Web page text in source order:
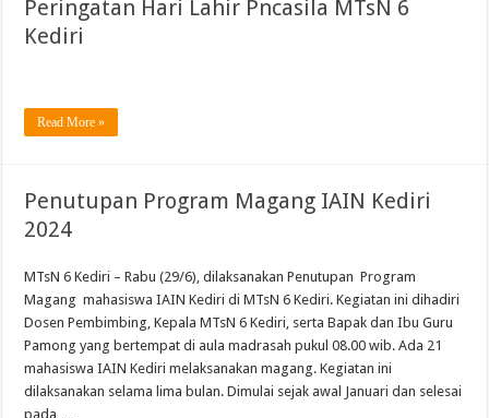
Peringatan Hari Lahir Pncasila MTsN 6
Kediri
Read More »
Penutupan Program Magang IAIN Kediri
2024
MTsN 6 Kediri – Rabu (29/6), dilaksanakan Penutupan Program
Magang mahasiswa IAIN Kediri di MTsN 6 Kediri. Kegiatan ini dihadiri
Dosen Pembimbing, Kepala MTsN 6 Kediri, serta Bapak dan Ibu Guru
Pamong yang bertempat di aula madrasah pukul 08.00 wib. Ada 21
mahasiswa IAIN Kediri melaksanakan magang. Kegiatan ini
dilaksanakan selama lima bulan. Dimulai sejak awal Januari dan selesai
pada …